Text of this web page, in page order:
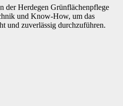
der Herdegen Grünflächenpflege
und Know-How, um das
und zuverlässig durchzuführen.